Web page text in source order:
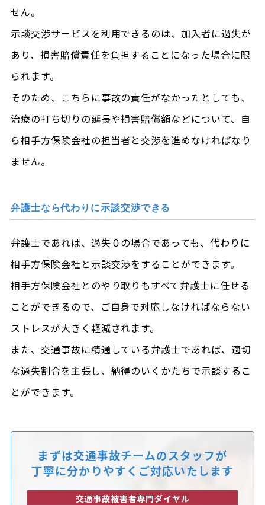
せん。
示談交渉サービスを利用できるのは、加入者に過失が
あり、損害賠償責任を負担することになった場合に限
られます。
そのため、こちらに事故の責任がなかったとしても、
治療の打ち切りの延長や損害賠償額などについて、自
ら相手方保険会社の担当者と交渉を進めなければなり
ません。
弁護士なら代わりに示談交渉できる
弁護士であれば、過失０の場合であっても、代わりに
相手方保険会社と示談交渉をすることができます。
相手方保険会社とのやり取りもすべて弁護士に任せる
ことができるので、ご自身で対応しなければならない
ストレスが大きく軽減されます。
また、交通事故に精通している弁護士であれば、適切
な過失割合を主張し、納得のいくかたちで示談するこ
とができます。
まずは交通事故チームのスタッフが
丁寧に分かりやすくご対応いたします
交通事故被害者専門ダイヤル